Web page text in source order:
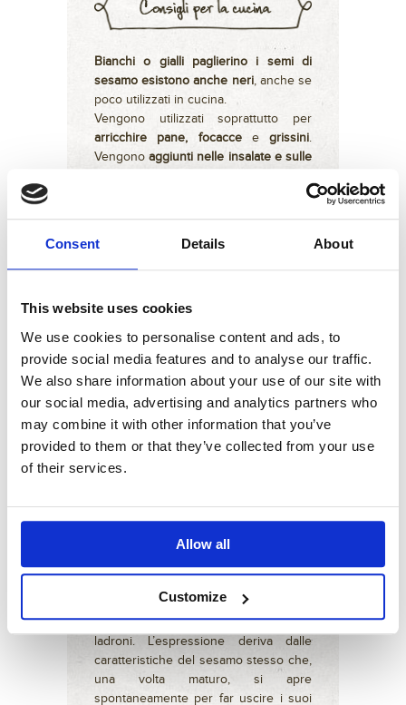
Consent Details About
This website uses cookies
We use cookies to personalise content and ads, to
provide social media features and to analyse our traffic.
We also share information about your use of our site with
our social media, advertising and analytics partners who
may combine it with other information that you’ve
provided to them or that they’ve collected from your use
of their services.
Allow all
Customize
Bianchi o gialli paglierino i semi di
sesamo esistono anche neri, anche se
poco utilizzati in cucina.
Vengono utilizzati soprattutto per
arricchire pane, focaccee grissini.
Vengonoaggiunti nelle insalate e sulle
miele
pratica sport. Puoi provare ad
utilizzare i semi di sesamo al posto del
come le cosce di pollo che così
Nella cucina orientale sono molto
utilizzati in una pasta fluida, latahina,
che è anche la base per preparare
l’hummus. Tostati con poco sale
diventano un condimento dal sapore
particolare, ilgomasio, consigliato
nelle diete povere di sodio e utilizzato
Apriti Sesamo!” è la formula magica
nella fiaba di Alì Babà e i quaranta
ladroni. L’espressione deriva dalle
caratteristiche del sesamo stesso che,
una volta maturo, si apre
spontaneamente per far uscire i suoi